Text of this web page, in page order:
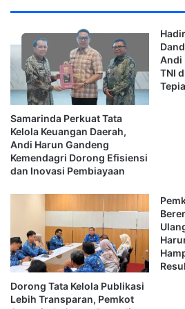
“Lokasi pembangunan PSEL di
diputuskan. Lahannya juga sudah
permintaan pemerintah pusat.
menunggu tindak lanjut setelah
dan kebijakan teknis berikutnya,”
PSEL Masuk Program
Nasional
Andi Harun menjelaskan
percepatan pembangunan PSEL di
termasuk Samarinda.
Hal tersebut menunjukkan bahwa
sampah menjadi energi tersebut
program prioritas nasional.
Samarinda Perkuat Tata
Kelola Keuangan Daerah,
Andi Harun Gandeng
Kemendagri Dorong Efisiensi
dan Inovasi Pembiayaan
Andi
TNI
Dorong Tata Kelola Publikasi
Lebih Transparan, Pemkot